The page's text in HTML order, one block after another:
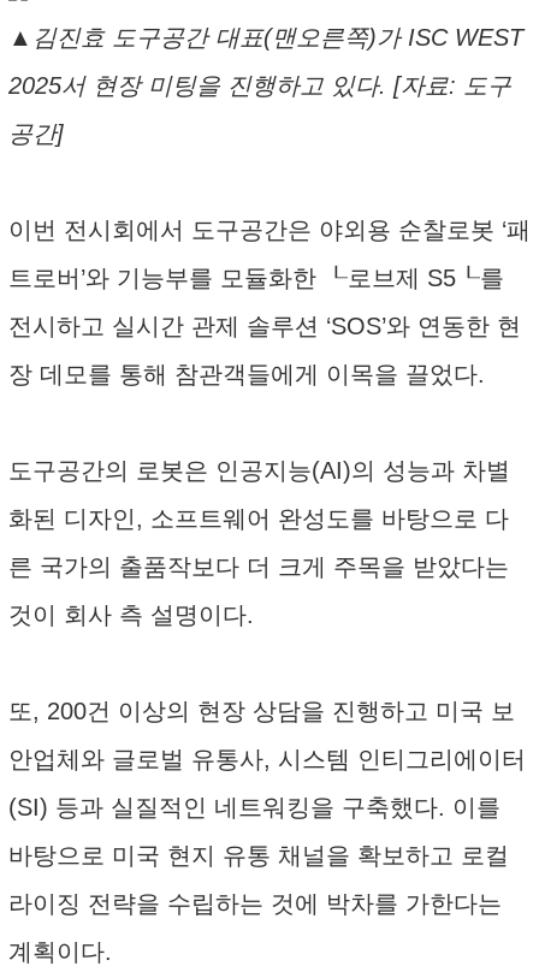
▲김진효 도구공간 대표(맨오른쪽)가 ISC WEST
2025서 현장 미팅을 진행하고 있다. [자료: 도구
공간]
이번 전시회에서 도구공간은 야외용 순찰로봇 ‘패
트로버’와 기능부를 모듈화한 ┖로브제 S5┖를
전시하고 실시간 관제 솔루션 ‘SOS’와 연동한 현
장 데모를 통해 참관객들에게 이목을 끌었다.
도구공간의 로봇은 인공지능(AI)의 성능과 차별
화된 디자인, 소프트웨어 완성도를 바탕으로 다
른 국가의 출품작보다 더 크게 주목을 받았다는
것이 회사 측 설명이다.
또, 200건 이상의 현장 상담을 진행하고 미국 보
안업체와 글로벌 유통사, 시스템 인티그리에이터
(SI) 등과 실질적인 네트워킹을 구축했다. 이를
바탕으로 미국 현지 유통 채널을 확보하고 로컬
라이징 전략을 수립하는 것에 박차를 가한다는
계획이다.